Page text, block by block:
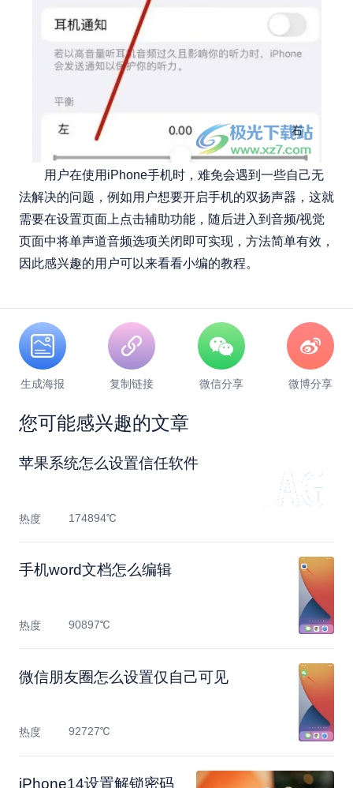
用户在使用iPhone手机时，难免会遇到一些自己无
法解决的问题，例如用户想要开启手机的双扬声器，这就
需要在设置页面上点击辅助功能，随后进入到音频/视觉
页面中将单声道音频选项关闭即可实现，方法简单有效，
因此感兴趣的用户可以来看看小编的教程。
生成海报 复制链接 微信分享 微博分享
您可能感兴趣的文章
苹果系统怎么设置信任软件
热度 174894℃
手机word文档怎么编辑
热度 90897℃
微信朋友圈怎么设置仅自己可见
热度 92727℃
​iPhone14设置解锁密码